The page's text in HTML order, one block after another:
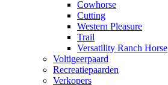
Cowhorse
Cutting
Western Pleasure
Trail
Versatility Ranch Horse
Voltigeerpaard
Recreatiepaarden
Verkopers